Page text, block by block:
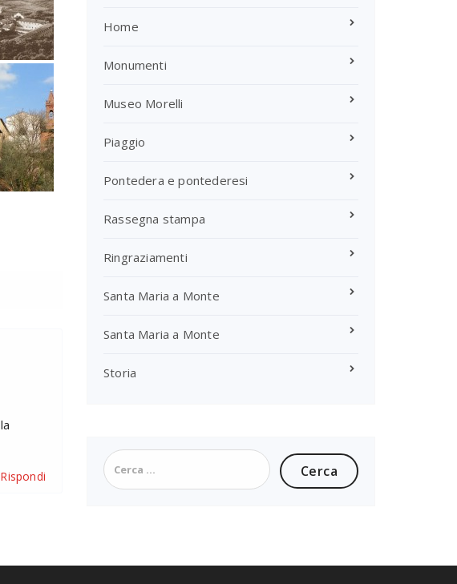
Rispondi
Home
Monumenti
Museo Morelli
Piaggio
Pontedera e pontederesi
Rassegna stampa
Ringraziamenti
Santa Maria a Monte
Santa Maria a Monte
Storia
Ricerca
per: